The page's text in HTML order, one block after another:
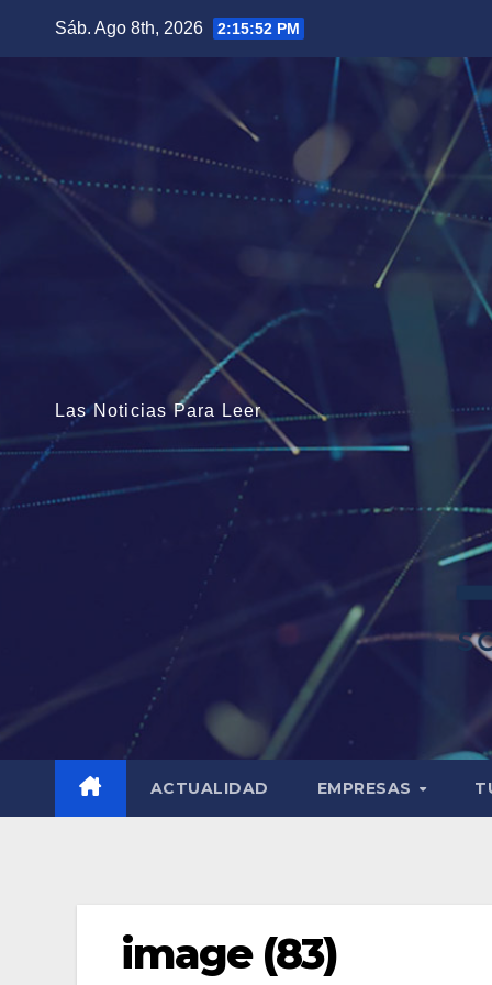
Sáb. Ago 8th, 2026 2:15:53 PM
Las Noticias Para Leer
ACTUALIDAD EMPRESAS
image (83)